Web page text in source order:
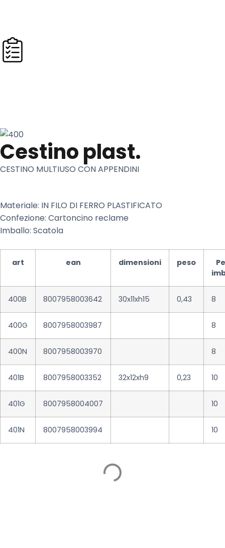
Cestino plast.
CESTINO MULTIUSO CON APPENDINI
Materiale: IN FILO DI FERRO PLASTIFICATO
Confezione: Cartoncino reclame
Imballo: Scatola
art ean dimensioni peso
400B 8007958003642 30x11xh15 0,43 8
400G 8007958003987 8
400N 8007958003970 8
401B 8007958003352 32x12xh9 0,23 10
401G 8007958004007 10
401N 8007958003994 10